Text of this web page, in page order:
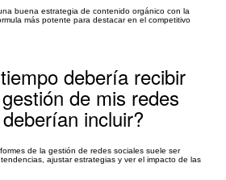
buena estrategia de contenido orgánico con la
más potente para destacar en el competitivo
debería recibir
de mis redes
incluir?
de la gestión de redes sociales suele ser
ajustar estrategias y ver el impacto de las